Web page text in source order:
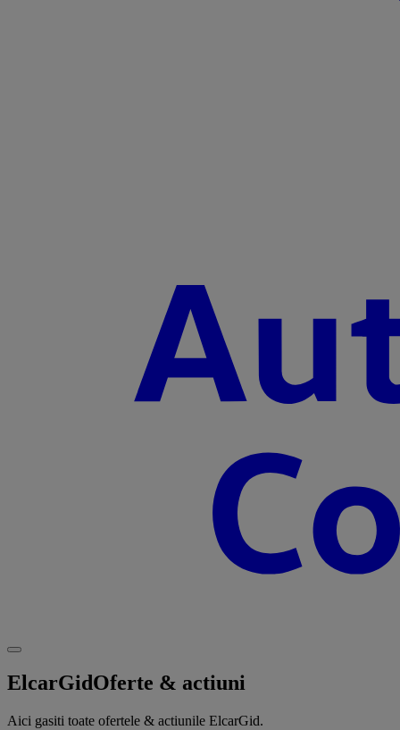
ElcarGidOferte & actiuni
Aici gasiti toate ofertele & actiunile ElcarGid.